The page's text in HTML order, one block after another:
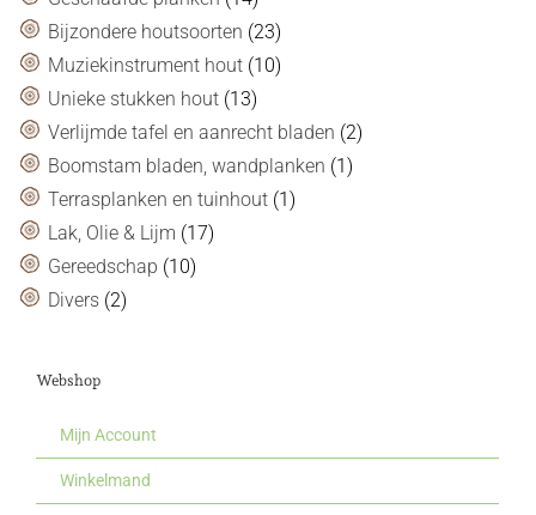
Bijzondere houtsoorten (23)
Muziekinstrument hout (10)
Unieke stukken hout (13)
Verlijmde tafel en aanrecht bladen (2)
Boomstam bladen, wandplanken (1)
Terrasplanken en tuinhout (1)
Lak, Olie & Lijm (17)
Gereedschap (10)
Divers (2)
Webshop
Mijn Account
Winkelmand